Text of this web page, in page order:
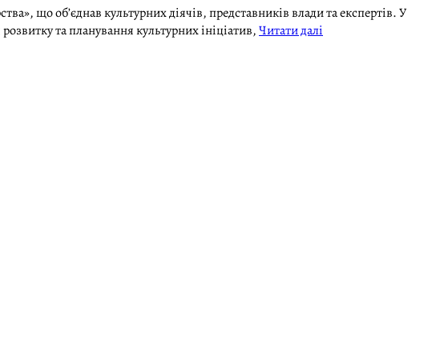
що об’єднав культурних діячів, представників влади та експертів. У
та планування культурних ініціатив,Читати далі